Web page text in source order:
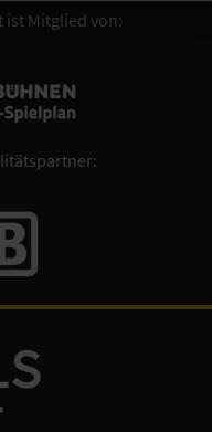
ist Mitglied von: